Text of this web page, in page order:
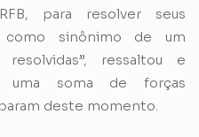
para resolver seus
como sinônimo de um
ressaltou e
uma soma de forças
deste momento.